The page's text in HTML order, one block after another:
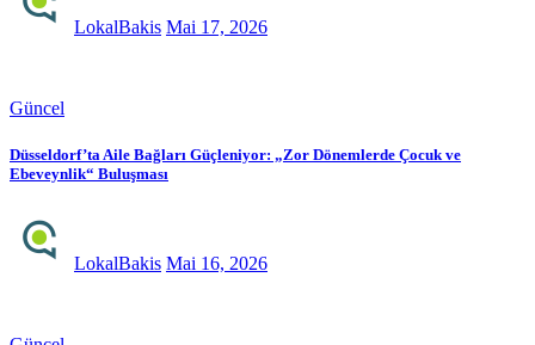
LokalBakis Mai 17, 2026
Güncel
Düsseldorf’ta Aile Bağları Güçleniyor: „Zor Dönemlerde Çocuk ve
Ebeveynlik“ Buluşması
LokalBakis Mai 16, 2026